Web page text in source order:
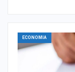
ECONOMIA